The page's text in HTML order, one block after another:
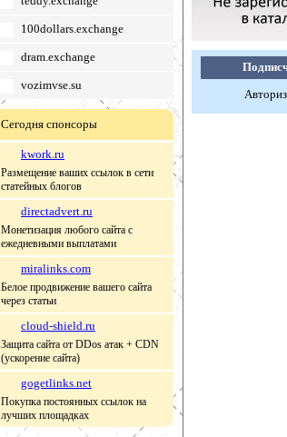
100dollars.exchange
dram.exchange
vozimvse.su
Сегодня спонсоры
kwork.ru
Размещение ваших ссылок в сети
статейных блогов
directadvert.ru
Монетизация любого сайта с
ежедневными выплатами
miralinks.com
Белое продвижение вашего сайта
через статьи
cloud-shield.ru
Защита сайта от DDos атак + CDN
(ускорение сайта)
gogetlinks.net
Покупка постоянных ссылок на
лучших площадках